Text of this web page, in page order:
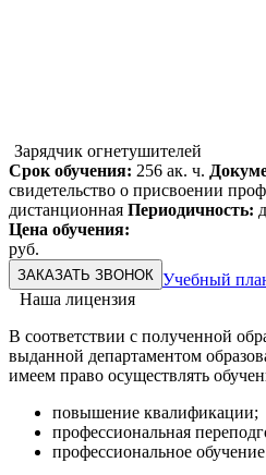
Зарядчик огнетушителей
Срок обучения: 256 ак. ч.
свидетельство о присвоении
дистанционная Периодичность:
Цена обучения:
руб.
ЗАКАЗАТЬ ЗВОНОК Учебный
Наша лицензия
В соответствии с полученной
выданной департаментом
имеем право осуществлять
повышение квалификации;
профессиональная
профессиональное